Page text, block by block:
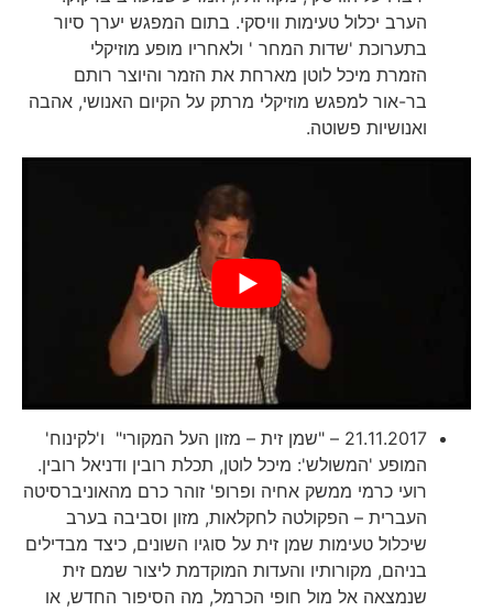
הערב יכלול טעימות וויסקי. בתום המפגש יערך סיור
בתערוכת 'שדות המחר ' ולאחריו מופע מוזיקלי
הזמרת מיכל לוטן מארחת את הזמר והיוצר רותם
בר-אור למפגש מוזיקלי מרתק על הקיום האנושי, אהבה
ואנושיות פשוטה.
21.11.2017 – "שמן זית – מזון העל המקורי" ו'לקינוח'
המופע 'המשולש': מיכל לוטן, תכלת רובין ודניאל רובין.
רועי כרמי ממשק אחיה ופרופ' זוהר כרם מהאוניברסיטה
העברית – הפקולטה לחקלאות, מזון וסביבה בערב
שיכלול טעימות שמן זית על סוגיו השונים, כיצד מבדילים
בניהם, מקורותיו והעדות המוקדמת ליצור שמם זית
שנמצאה אל מול חופי הכרמל, מה הסיפור החדש, או